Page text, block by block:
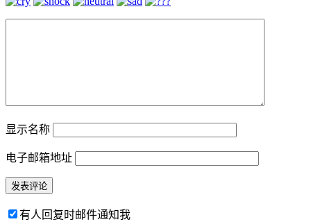
显示名称
电子邮箱地址
有人回复时邮件通知我